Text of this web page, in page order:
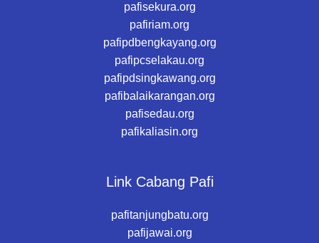
pafisekura.org
pafiriam.org
pafipdbengkayang.org
pafipcselakau.org
pafipdsingkawang.org
pafibalaikarangan.org
pafisedau.org
pafikaliasin.org
Link Cabang Pafi
pafitanjungbatu.org
pafijawai.org